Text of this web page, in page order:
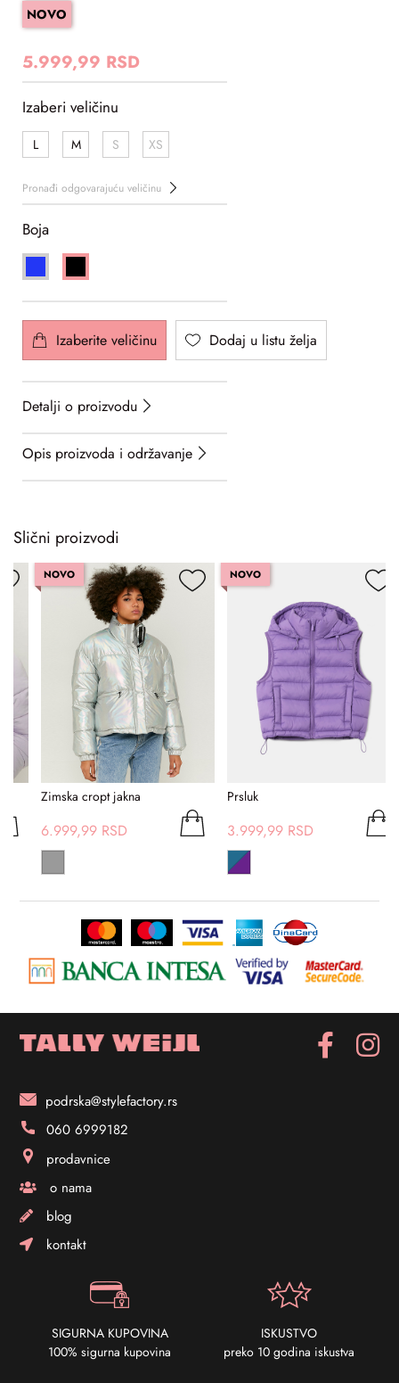
NOVO
5.999,99 RSD
Izaberi veličinu
L M S XS
Pronađi odgovarajuću veličinu
Boja
Izaberite veličinu Dodaj u listu želja
Detalji o proizvodu
Opis proizvoda i održavanje
Slični proizvodi
NOVO
Zimska cropt jakna
6.999,99 RSD
NOVO
Prsluk
3.999,99 RSD
podrska@stylefactory.rs
060 6999182
prodavnice
o nama
blog
kontakt
SIGURNA KUPOVINA
100% sigurna kupovina
ISKUSTVO
preko 10 godina iskustva